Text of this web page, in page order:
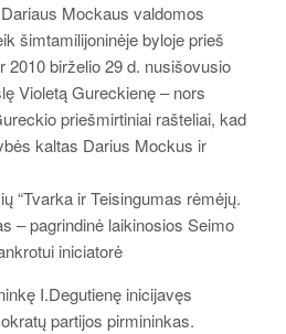
Mockaus valdomos
šimtamilijoninėje byloje prieš
birželio 29 d. nusišovusio
Violetą Gureckienę – nors
priešmirtiniai rašteliai, kad
kaltas Darius Mockus ir
“Tvarka ir Teisingumas rėmėjų.
– pagrindinė laikinosios Seimo
iniciatorė
I.Degutienę inicijavęs
partijos pirmininkas.